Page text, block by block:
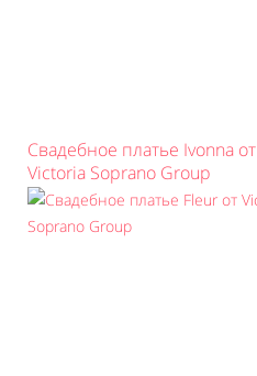
Свадебное платье Ivonna от
Victoria Soprano Group